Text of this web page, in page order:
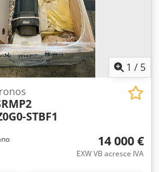
1 / 5
STBF1
14 000 €
EXW VB acresce IVA